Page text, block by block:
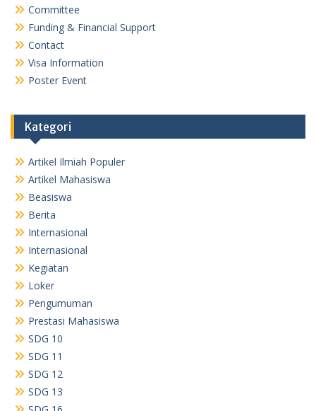
Committee
Funding & Financial Support
Contact
Visa Information
Poster Event
Kategori
Artikel Ilmiah Populer
Artikel Mahasiswa
Beasiswa
Berita
Internasional
Internasional
Kegiatan
Loker
Pengumuman
Prestasi Mahasiswa
SDG 10
SDG 11
SDG 12
SDG 13